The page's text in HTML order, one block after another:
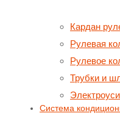
Кардан
Рулевая
Рулевое
Трубки и
Система